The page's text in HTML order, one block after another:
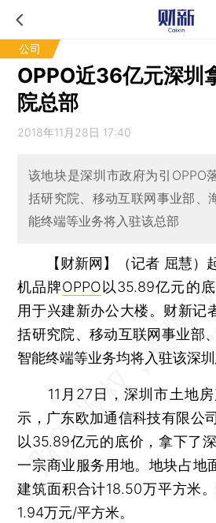
公司
OPPO近36亿元深圳
院总部
2018年11月28日 17:40
该地块是深圳市政府为引OPPO
括研究院、移动互联网事业部、
能终端等业务将入驻该总部
【财新网】（记者 屈慧）
机品牌OPPO 以35.89亿元的
用于兴建新办公大楼。财新记
括研究院、移动互联网事业部
智能终端等业务均将入驻该深圳
11月27日，深圳市土地房
示，广东欧加通信科技有限公
以35.89亿元的底价，拿下了
一宗商业服务用地。地块占地
建筑面积合计18.50万平方米
1.94万元/平方米。